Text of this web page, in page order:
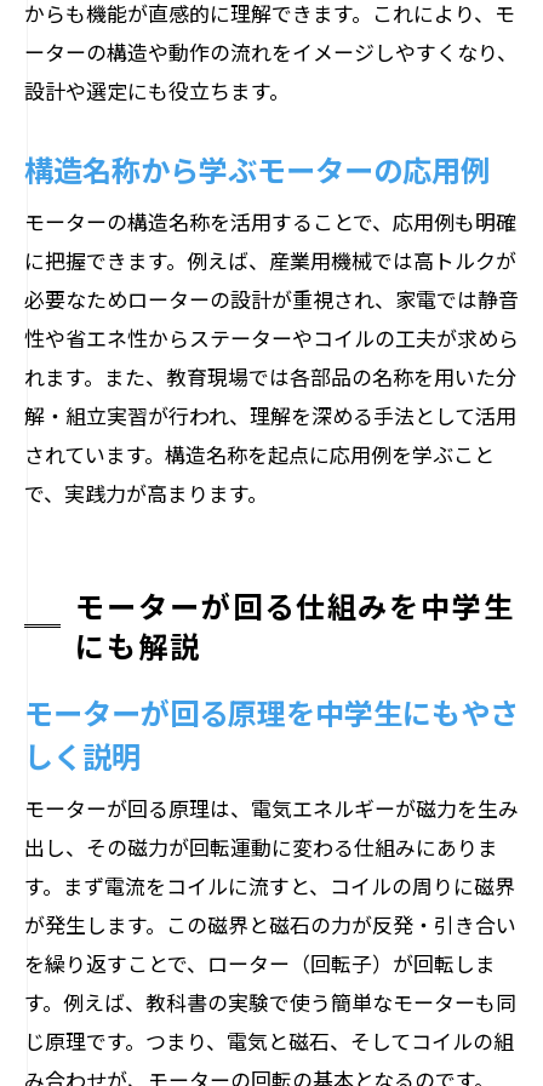
からも機能が直感的に理解できます。これにより、モ
ーターの構造や動作の流れをイメージしやすくなり、
設計や選定にも役立ちます。
構造名称から学ぶモーターの応用例
モーターの構造名称を活用することで、応用例も明確
に把握できます。例えば、産業用機械では高トルクが
必要なためローターの設計が重視され、家電では静音
性や省エネ性からステーターやコイルの工夫が求めら
れます。また、教育現場では各部品の名称を用いた分
解・組立実習が行われ、理解を深める手法として活用
されています。構造名称を起点に応用例を学ぶこと
で、実践力が高まります。
モーターが回る仕組みを中学生
にも解説
モーターが回る原理を中学生にもやさ
しく説明
モーターが回る原理は、電気エネルギーが磁力を生み
出し、その磁力が回転運動に変わる仕組みにありま
す。まず電流をコイルに流すと、コイルの周りに磁界
が発生します。この磁界と磁石の力が反発・引き合い
を繰り返すことで、ローター（回転子）が回転しま
す。例えば、教科書の実験で使う簡単なモーターも同
じ原理です。つまり、電気と磁石、そしてコイルの組
み合わせが、モーターの回転の基本となるのです。